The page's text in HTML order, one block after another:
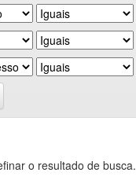
o resultado de busca.